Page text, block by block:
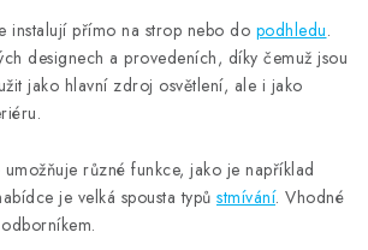
instalují přímo na strop nebo do podhledu.
designech a provedeních, díky čemuž jsou
jako hlavní zdroj osvětlení, ale i jako
různé funkce, jako je například
je velká spousta typů stmívání. Vhodné